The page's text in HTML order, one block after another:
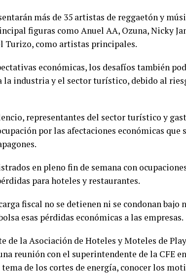
más de 35 artistas de reggaetón y
figuras como Anuel AA, Ozuna, Nicky
Turizo, como artistas principales.
económicas, los desafíos también
industria y el sector turístico, debido al
representantes del sector turístico y
por las afectaciones económicas que
en pleno fin de semana con
para hoteles y restaurantes.
fiscal no se detienen ni se condonan bajo
esas pérdidas económicas a las empresas.
de la Asociación de Hoteles y Moteles de
reunión con el superintendente de la CFE
de los cortes de energía, conocer los